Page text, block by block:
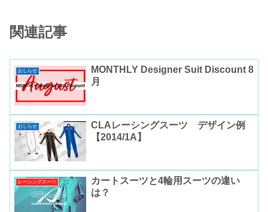
関連記事
おしらせ
MONTHLY Designer Suit Discount 8
月
おしらせ
CLAレーシングスーツ デザイン例
【2014/1A】
レーシングスーツ
カートスーツと4輪用スーツの違い
は？